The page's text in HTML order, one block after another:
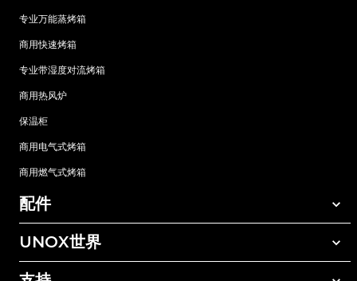
专业万能蒸烤箱
商用快速烤箱
专业带湿度对流烤箱
商用热风炉
保温柜
商用电气式烤箱
商用燃气式烤箱
配件
所有配件
UNOX世界